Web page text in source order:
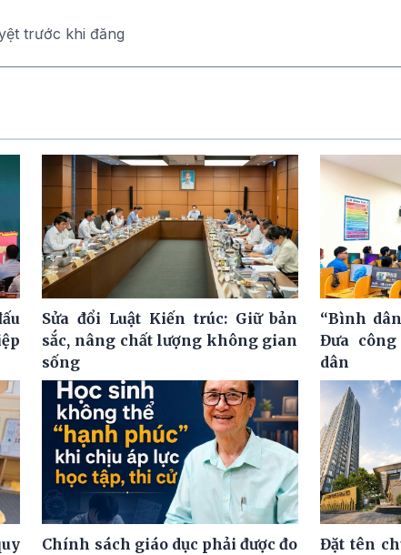
trước khi đăng
Sửa đổi Luật Kiến trúc: Giữ bản
sắc, nâng chất lượng không gian
sống
“Bình
Đưa
dân
Chính sách giáo dục phải được đo
Đặt tên